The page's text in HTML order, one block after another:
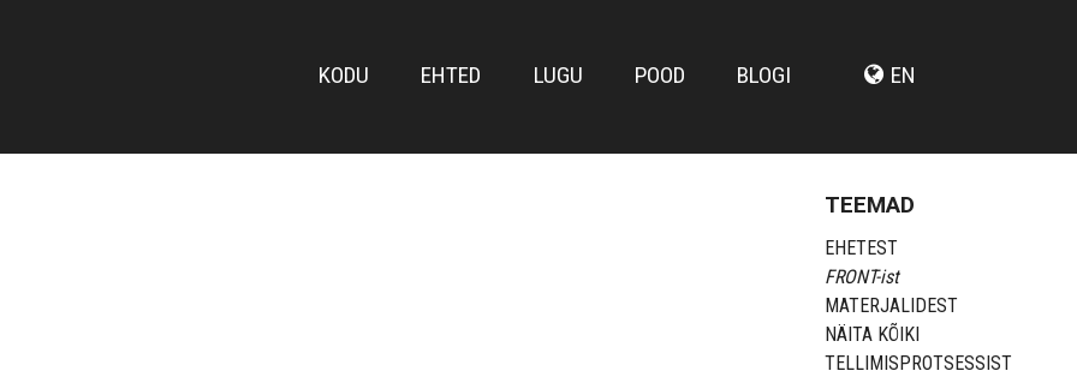
KODU EHTED LUGU POOD BLOGI EN
TEEMAD
EHETEST
FRONT-ist
MATERJALIDEST
NÄITA KÕIKI
TELLIMISPROTSESSIST